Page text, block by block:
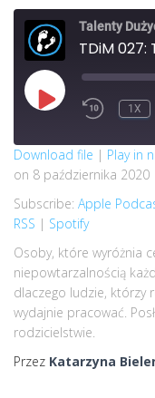
Talenty
PLAY
EPISODE
REWIND
1X
Apple Podcasts
Listen Notes
RSS FEED
SHARE
LINK
EMBED
Download file | Play in
on 8 października 2020
Subscribe: Apple
RSS | Spotify
Osoby, które wyróżnia
niepowtarzalnością
dlaczego ludzie, którzy
wydajnie pracować.
rodzicielstwie.
Przez Katarzyna